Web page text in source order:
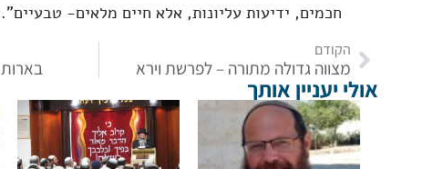
חכמים, ידיעות עליונות, אלא חיים מלאים- טבעיים".
הקודם
מצווה גדולה מתורה – לפרשת וירא
אולי יעניין אותך